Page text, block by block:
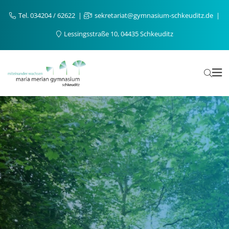
Tel. 034204 / 62622
sekretariat@gymnasium-schkeuditz.de
Lessingsstraße 10, 04435 Schkeuditz